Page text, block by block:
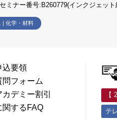
セミナー番号:B260779(インクジェット
| 化学・材料
【
テ
込要領
問フォーム
デミー割引
関するFAQ